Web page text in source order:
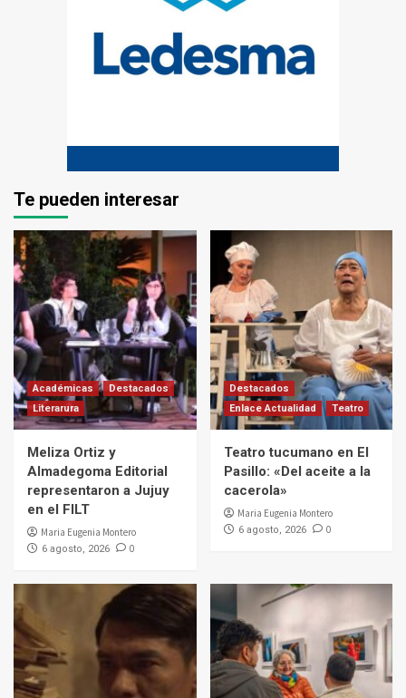
Te pueden interesar
Académicas
Destacados
Literarura
Meliza Ortiz y
Almadegoma Editorial
representaron a Jujuy
en el FILT
Maria Eugenia Montero
6 agosto, 2026 0
Destacados
Enlace Actualidad
Teatro
Teatro tucumano en El
Pasillo: «Del aceite a la
cacerola»
Maria Eugenia Montero
6 agosto, 2026 0